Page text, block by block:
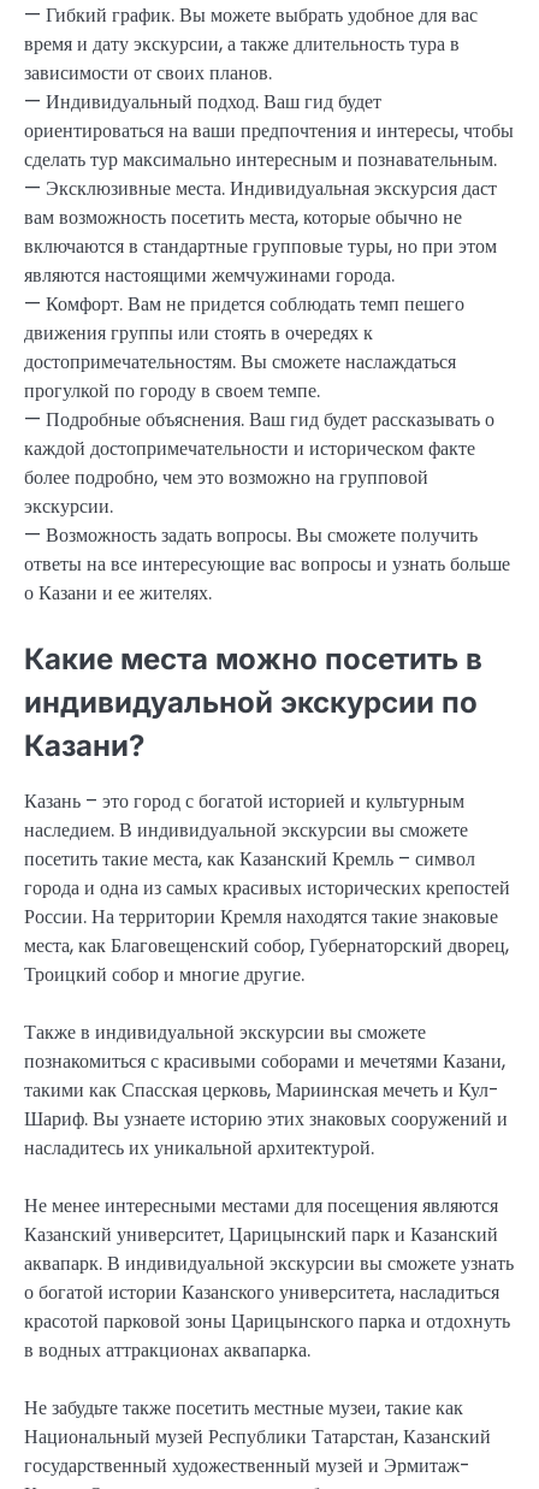
— Гибкий график. Вы можете выбрать удобное для вас
время и дату экскурсии, а также длительность тура в
зависимости от своих планов.
— Индивидуальный подход. Ваш гид будет
ориентироваться на ваши предпочтения и интересы, чтобы
сделать тур максимально интересным и познавательным.
— Эксклюзивные места. Индивидуальная экскурсия даст
вам возможность посетить места, которые обычно не
включаются в стандартные групповые туры, но при этом
являются настоящими жемчужинами города.
— Комфорт. Вам не придется соблюдать темп пешего
движения группы или стоять в очередях к
достопримечательностям. Вы сможете наслаждаться
прогулкой по городу в своем темпе.
— Подробные объяснения. Ваш гид будет рассказывать о
каждой достопримечательности и историческом факте
более подробно, чем это возможно на групповой
экскурсии.
— Возможность задать вопросы. Вы сможете получить
ответы на все интересующие вас вопросы и узнать больше
о Казани и ее жителях.
Какие места можно посетить в
индивидуальной экскурсии по
Казани?
Казань – это город с богатой историей и культурным
наследием. В индивидуальной экскурсии вы сможете
посетить такие места, как Казанский Кремль – символ
города и одна из самых красивых исторических крепостей
России. На территории Кремля находятся такие знаковые
места, как Благовещенский собор, Губернаторский дворец,
Троицкий собор и многие другие.
Также в индивидуальной экскурсии вы сможете
познакомиться с красивыми соборами и мечетями Казани,
такими как Спасская церковь, Мариинская мечеть и Кул-
Шариф. Вы узнаете историю этих знаковых сооружений и
насладитесь их уникальной архитектурой.
Не менее интересными местами для посещения являются
Казанский университет, Царицынский парк и Казанский
аквапарк. В индивидуальной экскурсии вы сможете узнать
о богатой истории Казанского университета, насладиться
красотой парковой зоны Царицынского парка и отдохнуть
в водных аттракционах аквапарка.
Не забудьте также посетить местные музеи, такие как
Национальный музей Республики Татарстан, Казанский
государственный художественный музей и Эрмитаж-